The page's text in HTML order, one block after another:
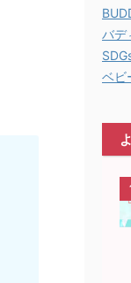
バデ
ベビ